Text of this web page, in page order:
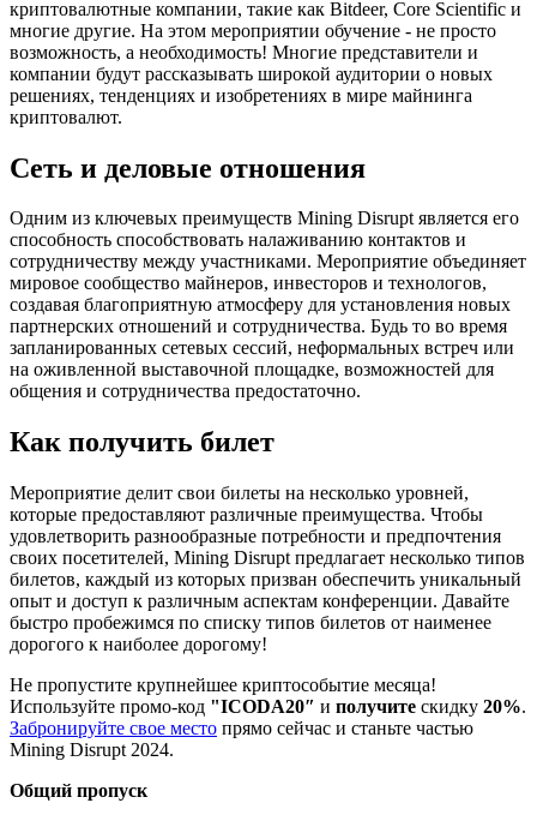
криптовалютные компании, такие как Bitdeer, Core Scientific и
многие другие. На этом мероприятии обучение - не просто
возможность, а необходимость! Многие представители и
компании будут рассказывать широкой аудитории о новых
решениях, тенденциях и изобретениях в мире майнинга
криптовалют.
Сеть и деловые отношения
Одним из ключевых преимуществ Mining Disrupt является его
способность способствовать налаживанию контактов и
сотрудничеству между участниками. Мероприятие объединяет
мировое сообщество майнеров, инвесторов и технологов,
создавая благоприятную атмосферу для установления новых
партнерских отношений и сотрудничества. Будь то во время
запланированных сетевых сессий, неформальных встреч или
на оживленной выставочной площадке, возможностей для
общения и сотрудничества предостаточно.
Как получить билет
Мероприятие делит свои билеты на несколько уровней,
которые предоставляют различные преимущества. Чтобы
удовлетворить разнообразные потребности и предпочтения
своих посетителей, Mining Disrupt предлагает несколько типов
билетов, каждый из которых призван обеспечить уникальный
опыт и доступ к различным аспектам конференции. Давайте
быстро пробежимся по списку типов билетов от наименее
дорогого к наиболее дорогому!
Не пропустите крупнейшее криптособытие месяца!
Используйте промо-код "ICODA20″ и получите скидку 20%.
Забронируйте свое место прямо сейчас и станьте частью
Mining Disrupt 2024.
Общий пропуск